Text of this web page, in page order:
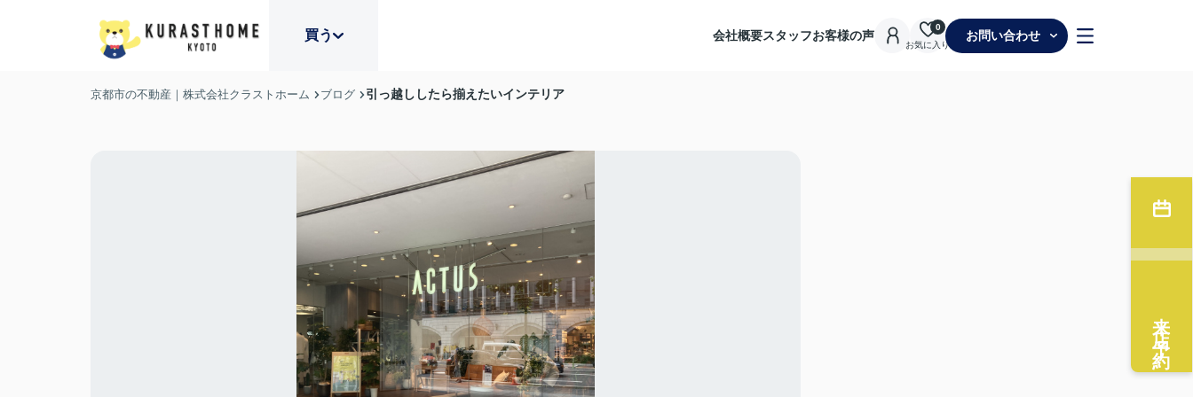
買う 会社概要スタッフお客様の声
お気に入り
0
お問い合わせ
京都市の不動産｜株式会社クラストホーム ブログ 引っ越ししたら揃えたいインテリア
来店予約